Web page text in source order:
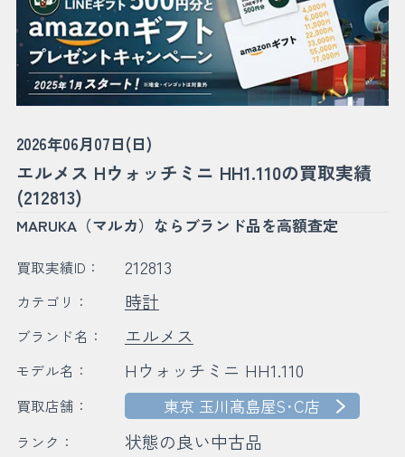
2026年06月07日(日)
エルメス Hウォッチミニ HH1.110の買取実績
(212813)
MARUKA（マルカ）ならブランド品を高額査定
買取実績ID： 212813
カテゴリ： 時計
ブランド名： エルメス
モデル名： Hウォッチミニ HH1.110
買取店舗： 東京 玉川髙島屋S･C店
ランク： 状態の良い中古品